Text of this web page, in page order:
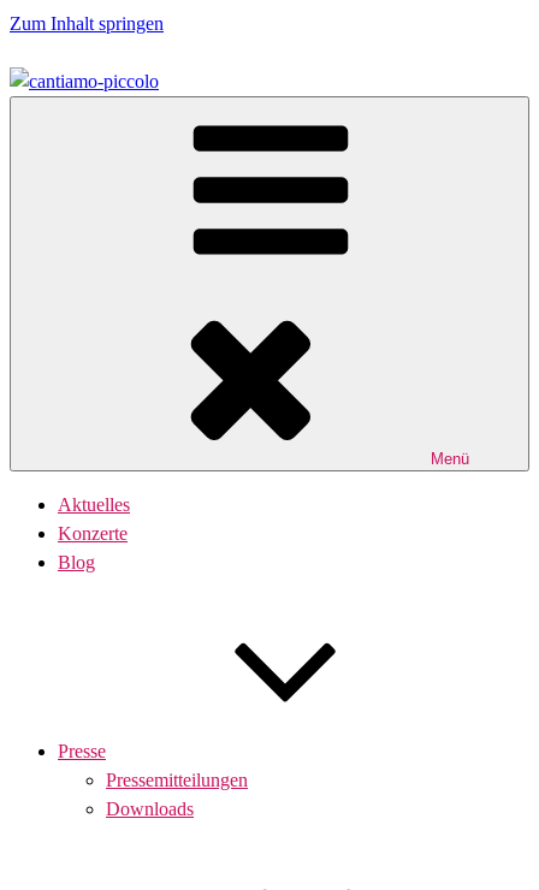
Zum Inhalt springen
Menü
Aktuelles
Konzerte
Blog
Presse
Pressemitteilungen
Downloads